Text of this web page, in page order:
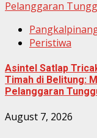
Pelanggaran
Peristiwa
Asintel Satlap
Timah di Belitung:
Pelanggaran
August 7, 2026